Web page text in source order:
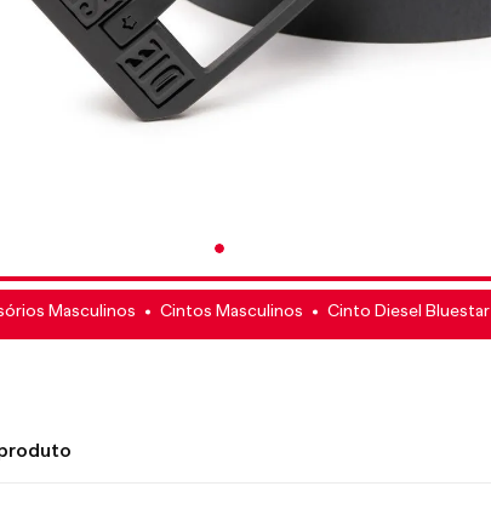
Masculinos Cintos Masculinos Cinto Diesel Bluestar